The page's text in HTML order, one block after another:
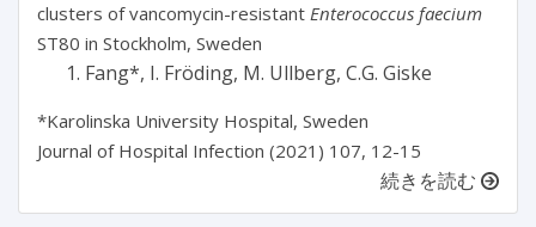
clusters of vancomycin-resistant Enterococcus faecium
ST80 in Stockholm, Sweden
Fang*, I. Fröding, M. Ullberg, C.G. Giske
*Karolinska University Hospital, Sweden
Journal of Hospital Infection (2021) 107, 12-15
続きを読む